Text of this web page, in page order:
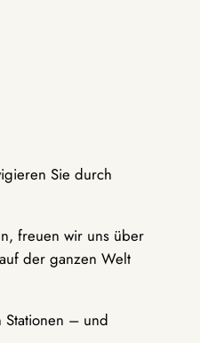
Sie durch
freuen wir uns über
der ganzen Welt
Stationen – und